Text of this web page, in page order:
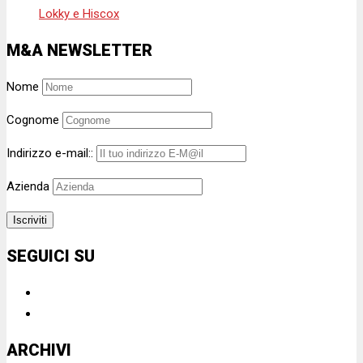
Lokky e Hiscox
M&A NEWSLETTER
Nome
Cognome
Indirizzo e-mail::
Azienda
SEGUICI SU
ARCHIVI